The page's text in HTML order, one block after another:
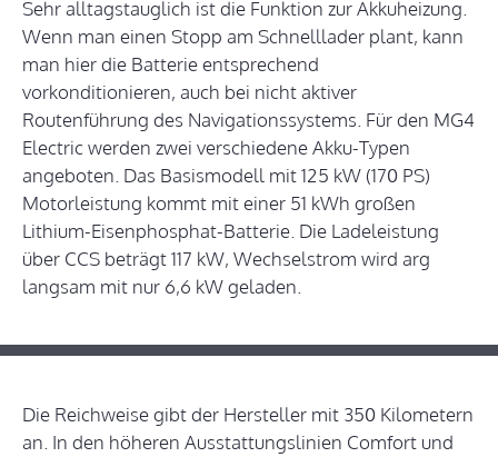
Sehr alltagstauglich ist die Funktion zur Akkuheizung.
Wenn man einen Stopp am Schnelllader plant, kann
man hier die Batterie entsprechend
vorkonditionieren, auch bei nicht aktiver
Routenführung des Navigationssystems. Für den MG4
Electric werden zwei verschiedene Akku-Typen
angeboten. Das Basismodell mit 125 kW (170 PS)
Motorleistung kommt mit einer 51 kWh großen
Lithium-Eisenphosphat-Batterie. Die Ladeleistung
über CCS beträgt 117 kW, Wechselstrom wird arg
langsam mit nur 6,6 kW geladen.
Die Reichweise gibt der Hersteller mit 350 Kilometern
an. In den höheren Ausstattungslinien Comfort und